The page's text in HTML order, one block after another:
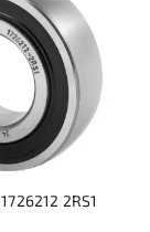
2RS1